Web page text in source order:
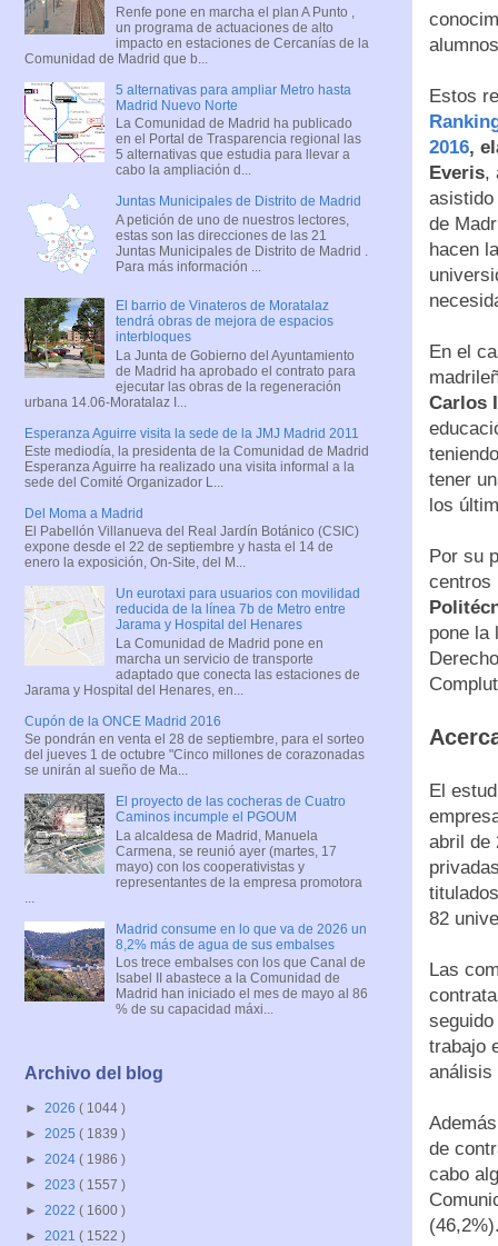
Estos
2016,
Everis,
asistido
de
hacen
En el
Carlos
tener
los
Por su
centros
pone la
El
abril de
82
Las
trabajo
análisis
de
cabo
Renfe pone en marcha el plan A Punto ,
un programa de actuaciones de alto
impacto en estaciones de Cercanías de la
Comunidad de Madrid que b...
5 alternativas para ampliar Metro hasta
Madrid Nuevo Norte
La Comunidad de Madrid ha publicado
en el Portal de Trasparencia regional las
5 alternativas que estudia para llevar a
cabo la ampliación d...
Juntas Municipales de Distrito de Madrid
A petición de uno de nuestros lectores,
estas son las direcciones de las 21
Juntas Municipales de Distrito de Madrid .
Para más información ...
El barrio de Vinateros de Moratalaz
tendrá obras de mejora de espacios
interbloques
La Junta de Gobierno del Ayuntamiento
de Madrid ha aprobado el contrato para
ejecutar las obras de la regeneración
urbana 14.06-Moratalaz I...
Esperanza Aguirre visita la sede de la JMJ Madrid 2011
Este mediodía, la presidenta de la Comunidad de Madrid
Esperanza Aguirre ha realizado una visita informal a la
sede del Comité Organizador L...
Del Moma a Madrid
El Pabellón Villanueva del Real Jardín Botánico (CSIC)
expone desde el 22 de septiembre y hasta el 14 de
enero la exposición, On-Site, del M...
Un eurotaxi para usuarios con movilidad
reducida de la línea 7b de Metro entre
Jarama y Hospital del Henares
La Comunidad de Madrid pone en
marcha un servicio de transporte
adaptado que conecta las estaciones de
Jarama y Hospital del Henares, en...
Cupón de la ONCE Madrid 2016
Se pondrán en venta el 28 de septiembre, para el sorteo
del jueves 1 de octubre "Cinco millones de corazonadas
se unirán al sueño de Ma...
El proyecto de las cocheras de Cuatro
Caminos incumple el PGOUM
La alcaldesa de Madrid, Manuela
Carmena, se reunió ayer (martes, 17
mayo) con los cooperativistas y
representantes de la empresa promotora
Madrid consume en lo que va de 2026 un
8,2% más de agua de sus embalses
Los trece embalses con los que Canal de
Isabel II abastece a la Comunidad de
Madrid han iniciado el mes de mayo al 86
% de su capacidad máxi...
Archivo del blog
► 2026 ( 1044 )
► 2025 ( 1839 )
► 2024 ( 1986 )
► 2023 ( 1557 )
► 2022 ( 1600 )
► 2021 ( 1522 )